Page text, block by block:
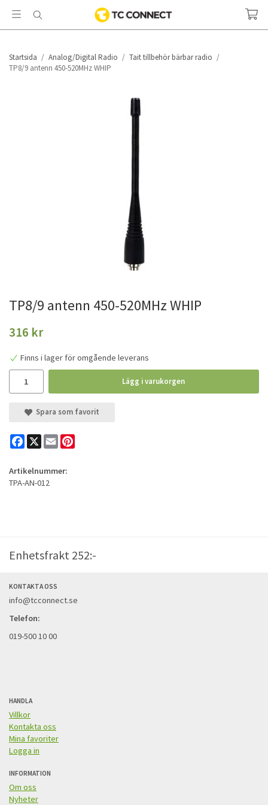
Startsida / Analog/Digital Radio / Tait tillbehör bärbar radio /
TP8/9 antenn 450-520MHz WHIP
TP8/9 antenn 450-520MHz WHIP
316 kr
Finns i lager för omgående leverans
Lägg i varukorgen
Spara som favorit
Facebook
X Email
Artikelnummer:
TPA-AN-012
Enhetsfrakt 252:-
KONTAKTA OSS
info@tcconnect.se
Telefon:
019-500 10 00
HANDLA
Villkor
Kontakta oss
Mina favoriter
Logga in
INFORMATION
Om oss
Nyheter